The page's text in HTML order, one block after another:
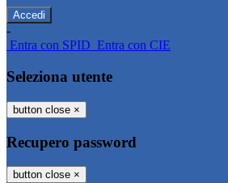
-
Entra con SPID Entra con CIE
Seleziona utente
button close ×
Recupero password
button close ×